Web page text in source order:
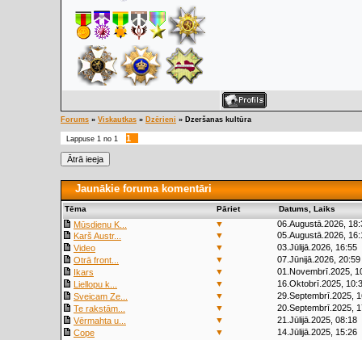
Forums » Viskautkas » Dzērieni » Dzeršanas kultūra
Lappuse 1 no 1 1
Jaunākie foruma komentāri
Tēma Pāriet Datums, Laiks
Mūsdienu K... ▼
06.Augustā.2026,
Karš Austr...
▼
05.Augustā.2026,
Video
▼
03.Jūlijā.2026, 16:55
Otrā front...
▼
07.Jūnijā.2026, 20:59
Ikars
▼
01.Novembrī.2025,
Liellopu k...
▼
16.Oktobrī.2025,
Sveicam Ze...
▼
29.Septembrī.2025,
Te rakstām...
▼
20.Septembrī.2025,
Vērmahta u...
▼
21.Jūlijā.2025, 08:18
Cope
▼ 14.Jūlijā.2025, 15:26